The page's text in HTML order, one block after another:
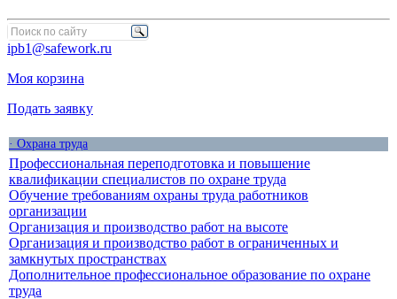
ipb1@safework.ru
Моя корзина
Подать заявку
· Охрана труда
Профессиональная переподготовка и повышение
квалификации специалистов по охране труда
Обучение требованиям охраны труда работников
организации
Организация и производство работ на высоте
Организация и производство работ в ограниченных и
замкнутых пространствах
Дополнительное профессиональное образование по охране
труда